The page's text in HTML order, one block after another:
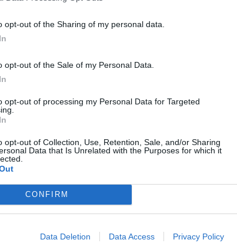
opt-out of the Sharing of my personal data.
opt-out of the Sale of my Personal Data.
opt-out of processing my Personal Data for Targeted
opt-out of Collection, Use, Retention, Sale, and/or Sharing
Data that Is Unrelated with the Purposes for which it
CONFIRM
Data Deletion Data Access Privacy Policy
CONDIVIDI QUESTO ARTICOLO:
Stampa Altro